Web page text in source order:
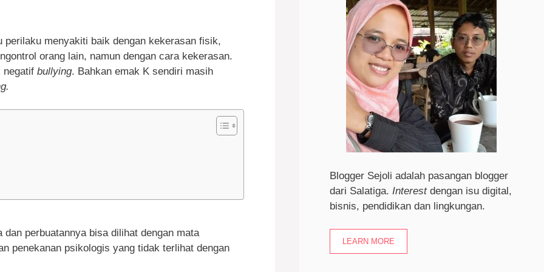
perilaku menyakiti baik dengan kekerasan fisik,
orang lain, namun dengan cara kekerasan.
negatif bullying. Bahkan emak K sendiri masih
perbuatannya bisa dilihat dengan mata
penekanan psikologis yang tidak terlihat dengan
Blogger Sejoli adalah pasangan blogger
dari Salatiga. Interestdengan isu digital,
bisnis, pendidikan dan lingkungan.
LEARN MORE